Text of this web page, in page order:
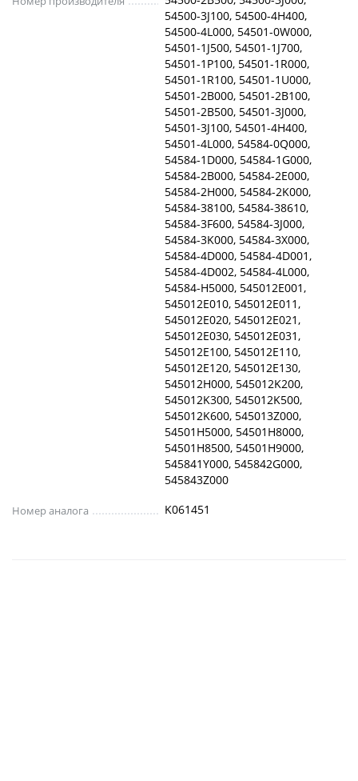
54500-3J100, 54500-4H400,
54500-4L000, 54501-0W000,
54501-1J500, 54501-1J700,
54501-1P100, 54501-1R000,
54501-1R100, 54501-1U000,
54501-2B000, 54501-2B100,
54501-2B500, 54501-3J000,
54501-3J100, 54501-4H400,
54501-4L000, 54584-0Q000,
54584-1D000, 54584-1G000,
54584-2B000, 54584-2E000,
54584-2H000, 54584-2K000,
54584-38100, 54584-38610,
54584-3F600, 54584-3J000,
54584-3K000, 54584-3X000,
54584-4D000, 54584-4D001,
54584-4D002, 54584-4L000,
54584-H5000, 545012E001,
545012E010, 545012E011,
545012E020, 545012E021,
545012E030, 545012E031,
545012E100, 545012E110,
545012E120, 545012E130,
545012H000, 545012K200,
545012K300, 545012K500,
545012K600, 545013Z000,
54501H5000, 54501H8000,
54501H8500, 54501H9000,
545841Y000, 545842G000,
545843Z000
Номер аналога K061451